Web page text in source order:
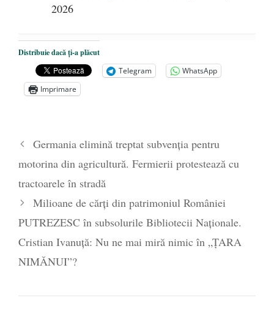
2026
Distribuie dacă ți-a plăcut
Telegram
WhatsApp
Imprimare
Germania elimină treptat subvenția pentru
motorina din agricultură. Fermierii protestează cu
tractoarele în stradă
Milioane de cărți din patrimoniul României
PUTREZESC în subsolurile Bibliotecii Naționale.
Cristian Ivanuță: Nu ne mai miră nimic în „ȚARA
NIMĂNUI”?